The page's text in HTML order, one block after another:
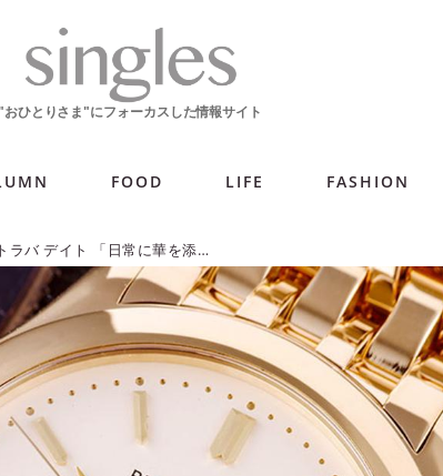
FOOD LIFE FASHION
パテック・フィリップ カラトラバ デイト 「日常に華を添える王道ドレスウォッチ」【今週の逸本 Vol.252】